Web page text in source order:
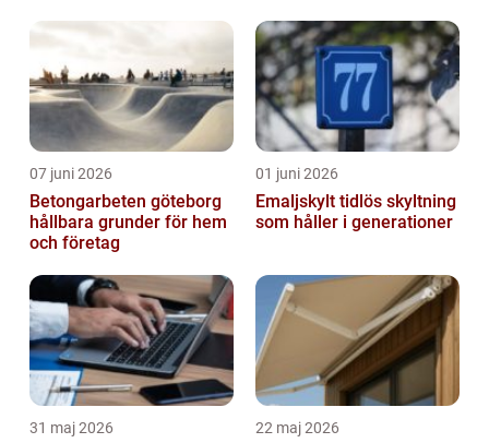
07 juni 2026
Betongarbeten göteborg
hållbara grunder för hem
och företag
01 juni 2026
Emaljskylt tidlös skyltning
som håller i generationer
31 maj 2026 22 maj 2026